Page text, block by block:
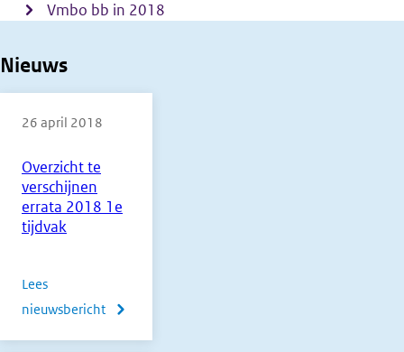
Vmbo bb in 2018
Nieuws
Overzicht te
verschijnen
errata 2018 1e
tijdvak
26 april 2018
Lees
nieuwsbericht
over